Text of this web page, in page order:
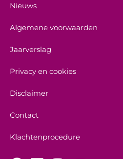
Nieuws
Algemene voorwaarden
Jaarverslag
Privacy en cookies
Disclaimer
Contact
Klachtenprocedure